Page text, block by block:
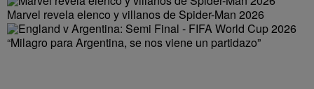
Marvel revela elenco y villanos de Spider-Man 2026
“Milagro para Argentina, se nos viene un partidazo”